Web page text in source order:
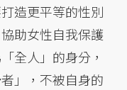
造更平等的性別
助女性自我保護
全人」的身分，
」，不被自身的